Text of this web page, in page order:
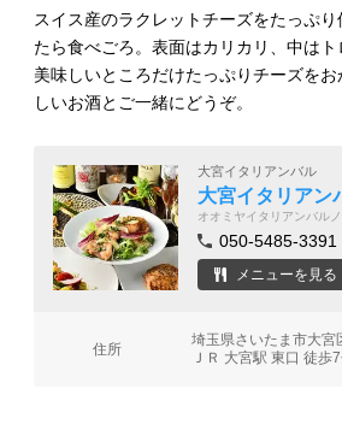
スイス産のラクレットチーズをたっぷ
たら食べごろ。表面はカリカリ、中は
美味しいところだけたっぷりチーズを
しいお酒とご一緒にどうぞ。
大宮イタリアンバル
大宮イタリアン
オオミヤイタリアンバル
050-5485-3391
メニューを見る
住所
埼玉県さいたま市大
ＪＲ 大宮駅 東口 徒歩